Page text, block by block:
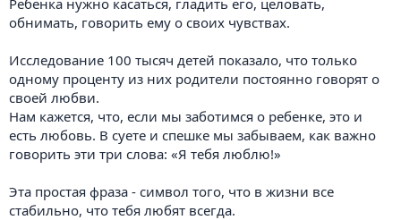
Ребенка нужно касаться, гладить его, целовать,
обнимать, говорить ему о своих чувствах.
Исследование 100 тысяч детей показало, что только
одному проценту из них родители постоянно говорят о
своей любви.
Нам кажется, что, если мы заботимся о ребенке, это и
есть любовь. В суете и спешке мы забываем, как важно
говорить эти три слова: «Я тебя люблю!»
Эта простая фраза - символ того, что в жизни все
стабильно, что тебя любят всегда.